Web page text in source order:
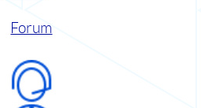
Forum